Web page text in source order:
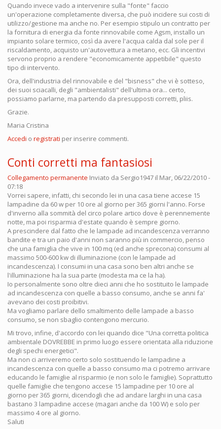
Quando invece vado a intervenire sulla "fonte" faccio
un'operazione completamente diversa, che può incidere sui costi di
utilizzo/gestione ma anche no. Per esempio stipulo un contratto per
la fornitura di energia da fonte rinnovabile come Agsm, installo un
impianto solare termico, così da avere l'acqua calda dal sole per il
riscaldamento, acquisto un'autovettura a metano, ecc. Gli incentivi
servono proprio a rendere "economicamente appetibile" questo
tipo di intervento.
Ora, dell'industria del rinnovabile e del "bisness" che vi è sotteso,
dei suoi sciacalli, degli "ambientalisti" dell'ultima ora... certo,
possiamo parlarne, ma partendo da presupposti corretti, pliis.
Grazie.
Maria Cristina
Accedi o registrati per inserire commenti.
Conti corretti ma fantasiosi
Collegamento permanente Inviato da Sergio1947 il Mar, 06/22/2010 -
07:18
Vorrei sapere, infatti, chi secondo lei in una casa tiene accese 15
lampadine da 60 w per 10 ore al giorno per 365 giorni l'anno. Forse
d'inverno alla sommità del circo polare artico dove è perennemente
notte, ma poi risparmia d'estate quando è sempre giorno.
A prescindere dal fatto che le lampade ad incandescenza verranno
bandite e tra un paio d'anni non saranno più in commercio, penso
che una famiglia che vive in 100 mq (ed anche sprecona) consumi al
massimo 500-600 kw di illuminazione (con le lampade ad
incandescenza). I consumi in una casa sono ben altri anche se
l'illuminazione ha la sua parte (modesta ma ce la ha).
Io personalmente sono oltre dieci anni che ho sostituito le lampade
ad incandescenza con quelle a basso consumo, anche se anni fa'
avevano dei costi proibitivi.
Ma vogliamo parlare dello smaltimento delle lampade a basso
consumo, se non sbaglio contengono mercurio.
Mi trovo, infine, d'accordo con lei quando dice "Una corretta politica
ambientale DOVREBBE in primo luogo essere orientata alla riduzione
degli spechi energetici".
Ma non ci arriveremo certo solo sostituendo le lampadine a
incandescenza con quelle a basso consumo ma ci potremo arrivare
educando le famiglie al risparmio (e non solo le famiglie). Soprattutto
quelle famiglie che tengono accese 15 lampadine per 10 ore al
giorno per 365 giorni, dicendogli che ad andare larghi in una casa
bastano 3 lampadine accese (magari anche da 100 W) e solo per
massimo 4 ore al giorno.
Saluti